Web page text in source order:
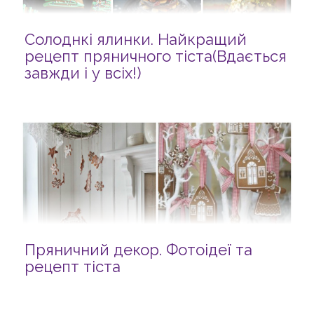
Солоднкі ялинки. Найкращий
рецепт пряничного тіста(Вдається
завжди і у всіх!)
Пряничний декор. Фотоідеї та
рецепт тіста